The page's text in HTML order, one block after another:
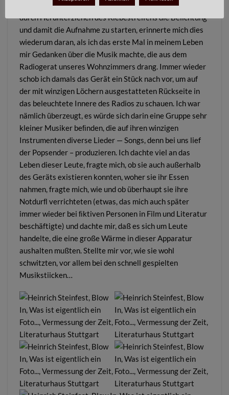
sie an einem Stuttgart Ort meiner Wahl zu plazieren und
durch Herunterziehen des Klebestreifens die Belichtung
und damit die Aufnahme zu starten, erinnerte mich dies
wiederum daran, als ich das erste Mal in meinem Leben
mir Gedanken über die Musik machte, die aus dem
Radiogerat unseres Wohnzimmers drang. Immer wieder
schob ich damals das Gerät ein Stück nach vor, um auf
der mit winzigen Löchern ausgestatteten Rückseite in
das beleuchtete Innere des Radios zu schauen. Ich war
nämlich überzeugt, es würde sich darin eine Gruppe sehr
kleiner Musiker beﬁnden, die auf ihren winzigen
Instrumenten diverse Lieder — Songs, denn bei uns lief
der Popsender – produzieren. Ich dachte viel an das
Leben dieser Leute, fragte mich, ob sie auch außerhalb
des Geräts existieren konnten, woher sie ihr Essen
nahmen, fragte mich, wie und ob überhaupt sie ihre
Notdurﬂ verrichteten (etwas, das mich auch später
immer wieder bei ﬁktiven Personen in Film und Literatur
beschäftigte) und dachte mir, daß es sich um Leute
handelte, die eine große Wärme in dieser Apparatur
aushalten mußten. Stellte mir vor, wie sie wohl
schwitzten, vor allem bei den schnell gespielten
Musikstiicken…